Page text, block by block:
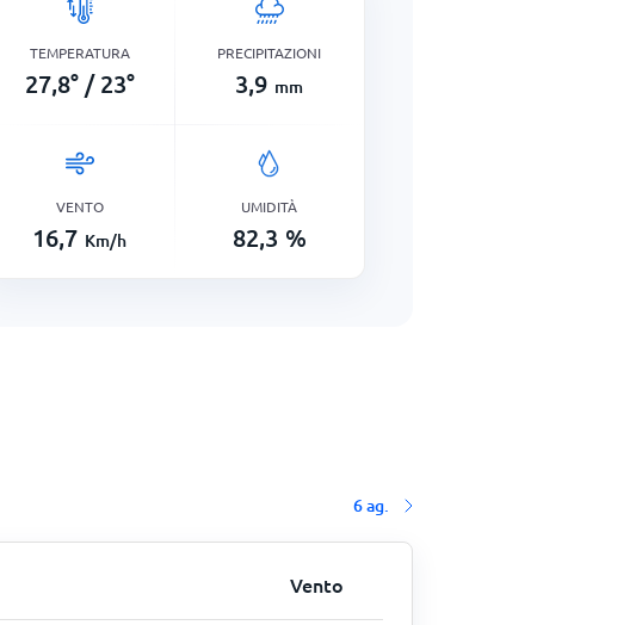
TEMPERATURA
27,8° / 23°
PRECIPITAZIONI
3,9 mm
VENTO
16,7 Km/h
UMIDITÀ
82,3 %
6 ag.
Vento